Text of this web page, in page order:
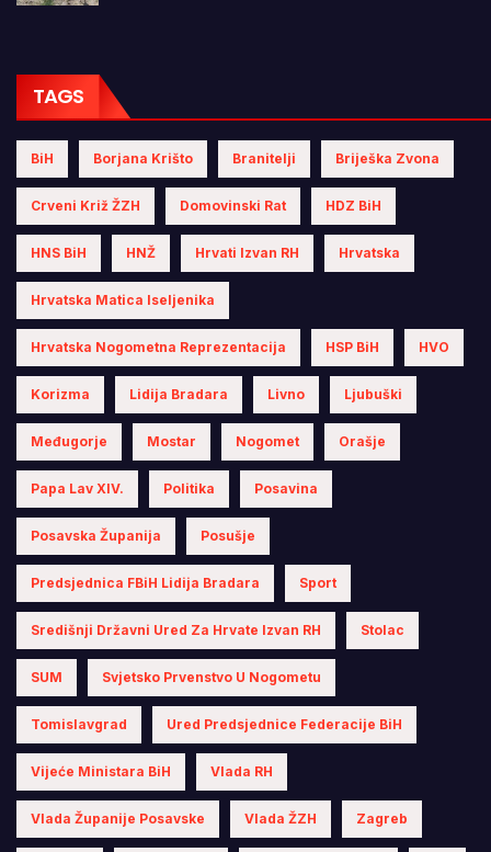
TAGS
BiH Borjana Krišto Branitelji Briješka Zvona
Crveni Križ ŽZH Domovinski Rat HDZ BiH
HNS BiH HNŽ Hrvati Izvan RH Hrvatska
Hrvatska Matica Iseljenika
Hrvatska Nogometna Reprezentacija HSP BiH HVO
Korizma Lidija Bradara Livno Ljubuški
Međugorje Mostar Nogomet Orašje
Papa Lav XIV. Politika Posavina
Posavska Županija Posušje
Predsjednica FBiH Lidija Bradara Sport
Središnji Državni Ured Za Hrvate Izvan RH Stolac
SUM Svjetsko Prvenstvo U Nogometu
Tomislavgrad Ured Predsjednice Federacije BiH
Vijeće Ministara BiH Vlada RH
Vlada Županije Posavske Vlada ŽZH Zagreb